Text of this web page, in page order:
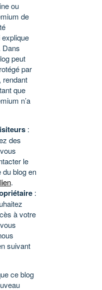
ou
de
Dans
peut
par
rendant
que
n’a
:
des
le
du blog en
.
:
à votre
suivant
ce blog